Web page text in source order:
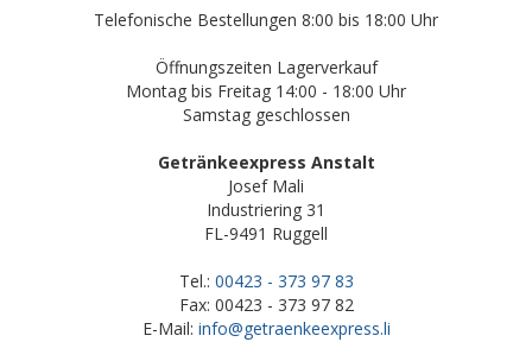
Telefonische Bestellungen 8:00 bis 18:00 Uhr
Öffnungszeiten Lagerverkauf
Montag bis Freitag 14:00 - 18:00 Uhr
Samstag geschlossen
Getränkeexpress Anstalt
Josef Mali
Industriering 31
FL-9491 Ruggell
Tel.: 00423 - 373 97 83
Fax: 00423 - 373 97 82
E-Mail: info@getraenkeexpress.li